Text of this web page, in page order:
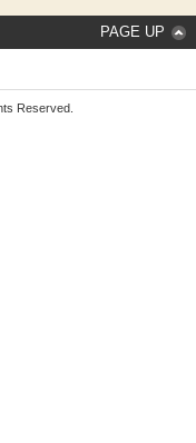
PAGE UP
Reserved.